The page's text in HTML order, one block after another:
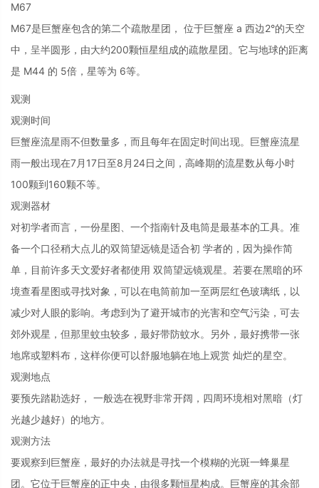
M67
M67是巨蟹座包含的第二个疏散星团， 位于巨蟹座 a 西边2°的天空
中，呈半圆形，由大约200颗恒星组成的疏散星团。它与地球的距离
是 M44 的 5倍，星等为 6等。
观测
观测时间
巨蟹座流星雨不但数量多，而且每年在固定时间出现。巨蟹座流星
雨一般出现在7月17日至8月24日之间，高峰期的流星数从每小时
100颗到160颗不等。
观测器材
对初学者而言，一份星图、一个指南针及电筒是最基本的工具。准
备一个口径稍大点儿的双筒望远镜是适合初 学者的，因为操作简
单，目前许多天文爱好者都使用 双筒望远镜观星。若要在黑暗的环
境查看星图或寻找对象，可以在电筒前加一至两层红色玻璃纸，以
减少对人眼的影响。考虑到为了避开城市的光害和空气污染，可去
郊外观星，但那里蚊虫较多，最好带防蚊水。另外，最好携带一张
地席或塑料布，这样你便可以舒服地躺在地上观赏 灿烂的星空。
观测地点
要预先踏勘选好， 一般选在视野非常开阔，四周环境相对黑暗（灯
光越少越好）的地方。
观测方法
要观察到巨蟹座，最好的办法就是寻找一个模糊的光斑一蜂巢星
团。它位于巨蟹座的正中央，由很多颗恒星构成。巨蟹座的其余部